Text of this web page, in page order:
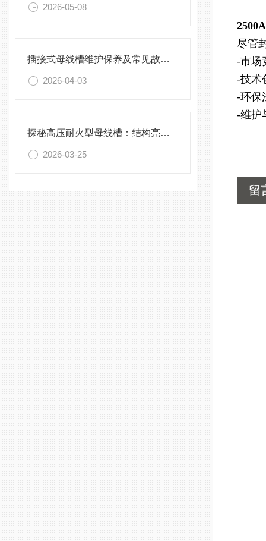
2026-05-08
插接式母线槽维护保养及常见故障处理指南
2026-04-03
探秘高压耐火型母线槽：结构亮点与实用效能
2026-03-25
尽管
-市场
-技术
-环保
-维护
留